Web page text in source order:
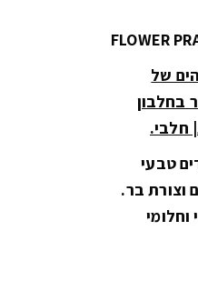
FLOWER
של
בחלבון
טבעי
וצורת בר.